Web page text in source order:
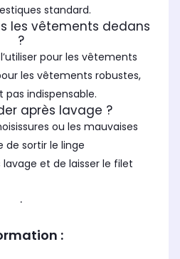
standard.
les vêtements dedans
?
pour les vêtements
les vêtements robustes,
pas indispensable.
après lavage ?
ou les mauvaises
de sortir le linge
et de laisser le filet
.
: